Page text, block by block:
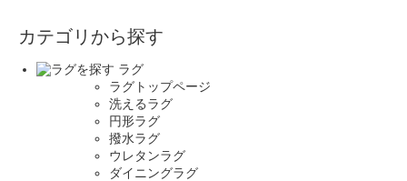
カテゴリから探す
ラグ
ラグトップページ
洗えるラグ
円形ラグ
撥水ラグ
ウレタンラグ
ダイニングラグ